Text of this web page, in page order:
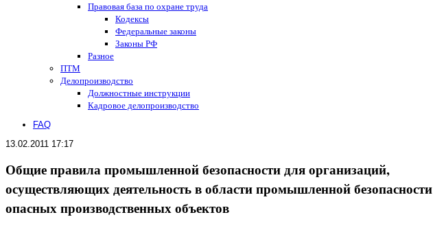
Правовая база по охране труда
Кодексы
Федеральные законы
Законы РФ
Разное
ПТМ
Делопроизводство
Должностные инструкции
Кадровое делопроизводство
FAQ
13.02.2011 17:17
Общие правила промышленной безопасности для организаций,
осуществляющих деятельность в области промышленной безопасности
опасных производственных объектов